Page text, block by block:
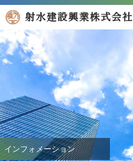
射水建設興業株式会社
インフォメーション